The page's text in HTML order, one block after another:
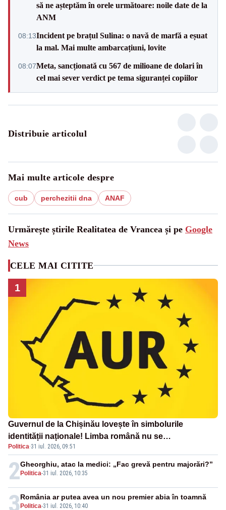
să ne așteptăm în orele următoare: noile date de la
ANM
08:13Incident pe brațul Sulina: o navă de marfă a eșuat
la mal. Mai multe ambarcațiuni, lovite
08:07Meta, sancționată cu 567 de milioane de dolari în
cel mai sever verdict pe tema siguranței copiilor
Distribuie articolul
Mai multe articole despre
cub perchezitii dna ANAF
Urmărește știrile Realitatea de Vrancea și pe Google
News
CELE MAI CITITE
1
Guvernul de la Chișinău lovește în simbolurile
identității naționale! Limba română nu se
economisește! Limba română se sărbătorește!
Politica·31 iul. 2026, 09:51
2 Politica-31 iul. 2026, 10:35
Gheorghiu, atac la medici: „Fac grevă pentru majorări?”
3 Politica-31 iul. 2026, 10:40
România ar putea avea un nou premier abia în toamnă